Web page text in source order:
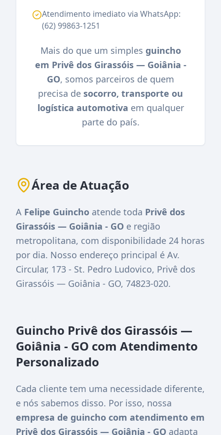
Atendimento imediato via WhatsApp:
(62) 99863-1251
Mais do que um simples guincho
em Privê dos Girassóis — Goiânia -
GO, somos parceiros de quem
precisa de socorro, transporte ou
logística automotiva em qualquer
parte do país.
Área de Atuação
A Felipe Guincho atende toda Privê dos
Girassóis — Goiânia - GO e região
metropolitana, com disponibilidade 24 horas
por dia. Nosso endereço principal é Av.
Circular, 173 - St. Pedro Ludovico, Privê dos
Girassóis — Goiânia - GO, 74823-020.
Guincho Privê dos Girassóis —
Goiânia - GO com Atendimento
Personalizado
Cada cliente tem uma necessidade diferente,
e nós sabemos disso. Por isso, nossa
empresa de guincho com atendimento em
Privê dos Girassóis — Goiânia - GO adapta